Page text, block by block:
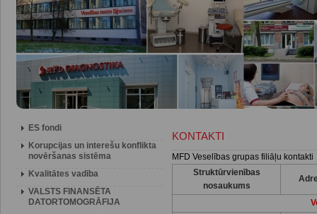
ES fondi
Korupcijas un interešu konflikta
novēršanas sistēma
Kvalitātes vadība
VALSTS FINANSĒTA
DATORTOMOGRĀFIJA
KONTAKTI
MFD Veselības grupas filiāļu kontakti
Struktūrvienības
nosaukums